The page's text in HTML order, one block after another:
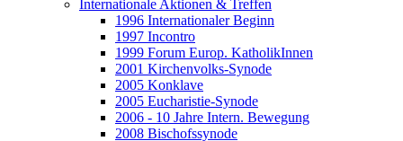
Internationale Aktionen & Treffen
1996 Internationaler Beginn
1997 Incontro
1999 Forum Europ. KatholikInnen
2001 Kirchenvolks-Synode
2005 Konklave
2005 Eucharistie-Synode
2006 - 10 Jahre Intern. Bewegung
2008 Bischofssynode